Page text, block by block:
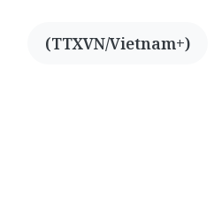
(TTXVN/Vietnam+)